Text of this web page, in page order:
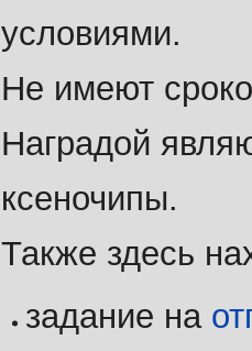
условиями.
Не имеют
Наградой
ксеночипы.
Также здесь
задание на